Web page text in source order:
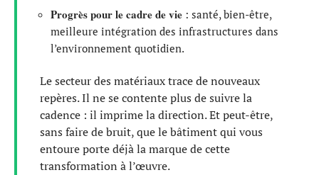
Progrès pour le cadre de vie : santé, bien-être,
meilleure intégration des infrastructures dans
l’environnement quotidien.
Le secteur des matériaux trace de nouveaux
repères. Il ne se contente plus de suivre la
cadence : il imprime la direction. Et peut-être,
sans faire de bruit, que le bâtiment qui vous
entoure porte déjà la marque de cette
transformation à l’œuvre.